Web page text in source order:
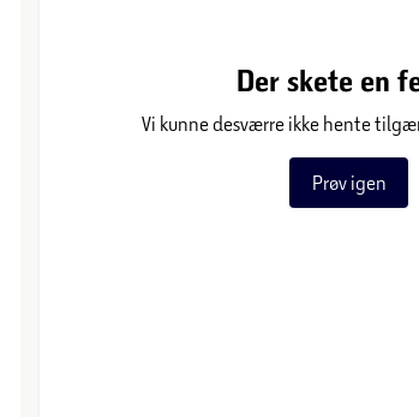
Der skete en
Vi kunne desværre ikke hente
Prøv igen